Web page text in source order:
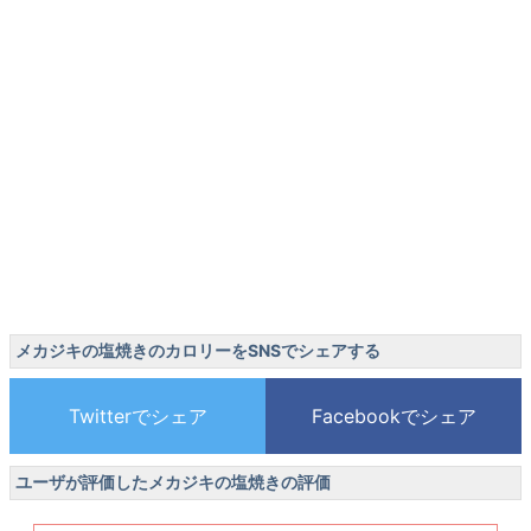
メカジキの塩焼きのカロリーをSNSでシェアする
ユーザが評価したメカジキの塩焼きの評価